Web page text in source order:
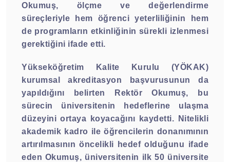
Okumuş, ölçme ve değerlendirme
süreçleriyle hem öğrenci yeterliliğinin hem
de programların etkinliğinin sürekli izlenmesi
gerektiğini ifade etti.
Yükseköğretim Kalite Kurulu (YÖKAK)
kurumsal akreditasyon başvurusunun da
yapıldığını belirten Rektör Okumuş, bu
sürecin üniversitenin hedeflerine ulaşma
düzeyini ortaya koyacağını kaydetti. Nitelikli
akademik kadro ile öğrencilerin donanımının
artırılmasının öncelikli hedef olduğunu ifade
eden Okumuş, üniversitenin ilk 50 üniversite